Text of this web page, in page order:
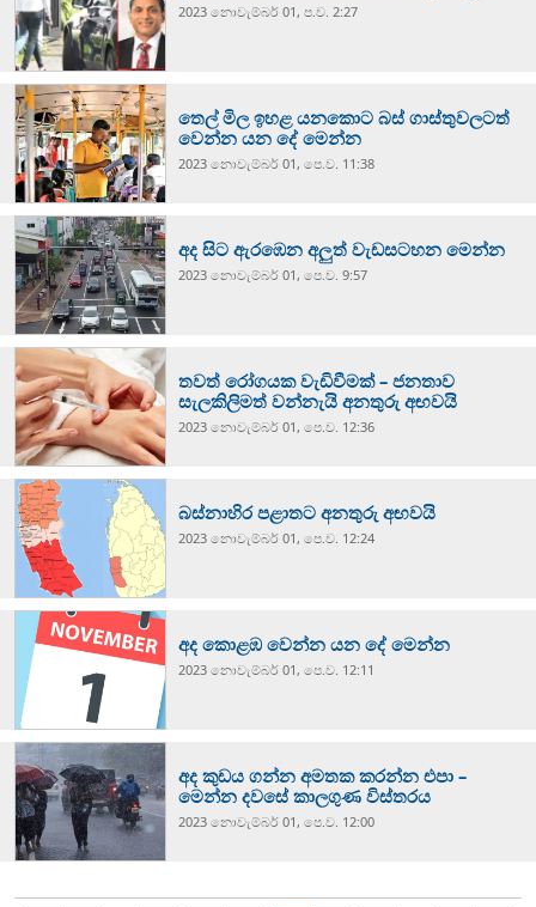
2023 නොවැම්‍බර් 01, ප.ව. 2:27
තෙල් මිල ඉහළ යනකොට බස් ගාස්තුවලටත්
වෙන්න යන දේ මෙන්න
2023 නොවැම්‍බර් 01, පෙ.ව. 11:38
අද සිට ඇරඹෙන අලුත් වැඩසටහන මෙන්න
2023 නොවැම්‍බර් 01, පෙ.ව. 9:57
තවත් රෝගයක වැඩිවීමක් – ජනතාව
සැලකිලිමත් වන්නැයි අනතුරු අඟවයි
2023 නොවැම්‍බර් 01, පෙ.ව. 12:36
බස්නාහිර පළාතට අනතුරු අඟවයි
2023 නොවැම්‍බර් 01, පෙ.ව. 12:24
අද කොළඹ වෙන්න යන දේ මෙන්න
2023 නොවැම්‍බර් 01, පෙ.ව. 12:11
අද කුඩය ගන්න අමතක කරන්න එපා –
මෙන්න දවසේ කාලගුණ විස්තරය
2023 නොවැම්‍බර් 01, පෙ.ව. 12:00